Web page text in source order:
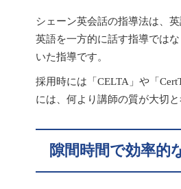
シェーン英会話の指導法は、
英語を一方的に話す指導では
いた指導です。
採用時には「CELTA」や「
には、何より講師の質が大切
隙間時間で効率的